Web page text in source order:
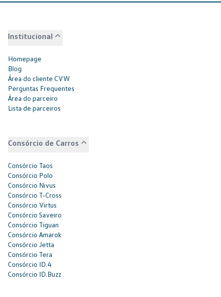
Institucional
Homepage
Blog
Área do cliente CVW
Perguntas Frequentes
Área do parceiro
Lista de parceiros
Consórcio de Carros
Consórcio Taos
Consórcio Polo
Consórcio Nivus
Consórcio T-Cross
Consórcio Virtus
Consórcio Saveiro
Consórcio Tiguan
Consórcio Amarok
Consórcio Jetta
Consórcio Tera
Consórcio ID.4
Consórcio ID.Buzz